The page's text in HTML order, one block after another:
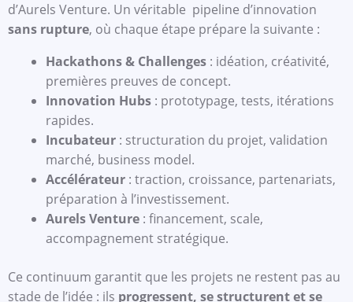
d’Aurels Venture. Un véritable pipeline d’innovation
sans rupture, où chaque étape prépare la suivante :
Hackathons & Challenges : idéation, créativité,
premières preuves de concept.
Innovation Hubs : prototypage, tests, itérations
rapides.
Incubateur : structuration du projet, validation
marché, business model.
Accélérateur : traction, croissance, partenariats,
préparation à l’investissement.
Aurels Venture : financement, scale,
accompagnement stratégique.
Ce continuum garantit que les projets ne restent pas au
stade de l’idée : ils progressent, se structurent et se